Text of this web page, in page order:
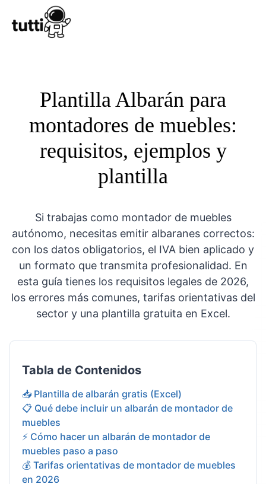
Plantilla Albarán para
montadores de muebles:
requisitos, ejemplos y
plantilla
Si trabajas como montador de muebles
autónomo, necesitas emitir albaranes correctos:
con los datos obligatorios, el IVA bien aplicado y
un formato que transmita profesionalidad. En
esta guía tienes los requisitos legales de 2026,
los errores más comunes, tarifas orientativas del
sector y una plantilla gratuita en Excel.
Tabla de Contenidos
📥 Plantilla de albarán gratis (Excel)
📋 Qué debe incluir un albarán de montador de
muebles
⚡ Cómo hacer un albarán de montador de
muebles paso a paso
💰 Tarifas orientativas de montador de muebles
en 2026